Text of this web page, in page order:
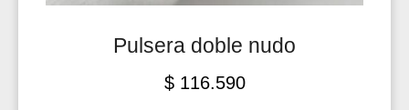
Pulsera doble nudo
$116.590